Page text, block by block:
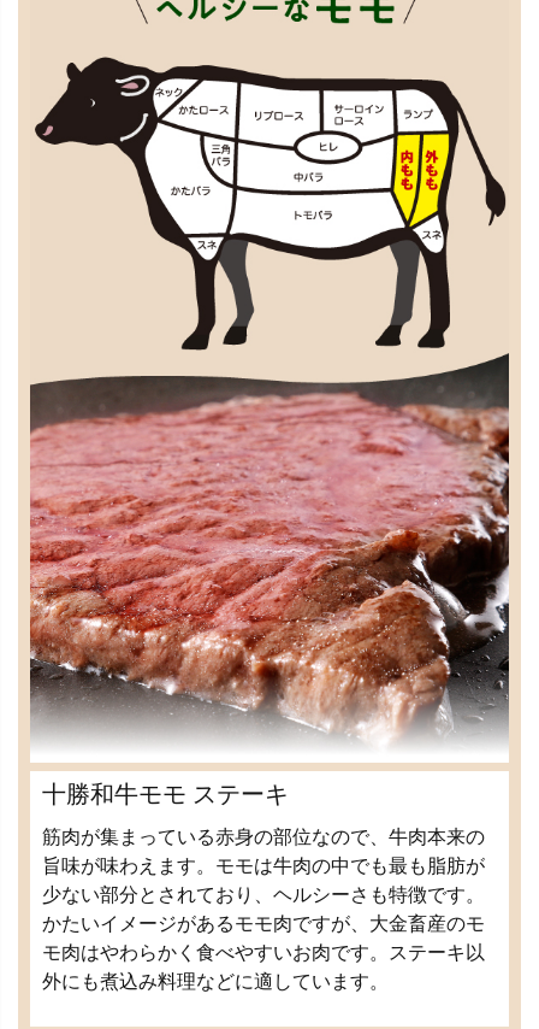
十勝和牛モモ ステーキ
筋肉が集まっている赤身の部位なので、牛肉本来の
旨味が味わえます。モモは牛肉の中でも最も脂肪が
少ない部分とされており、ヘルシーさも特徴です。
かたいイメージがあるモモ肉ですが、大金畜産のモ
モ肉はやわらかく食べやすいお肉です。ステーキ以
外にも煮込み料理などに適しています。